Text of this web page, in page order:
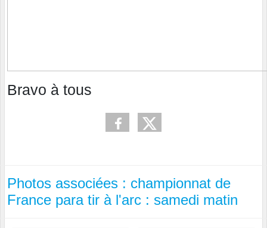
Bravo à tous
Photos associées : championnat de
France para tir à l'arc : samedi matin